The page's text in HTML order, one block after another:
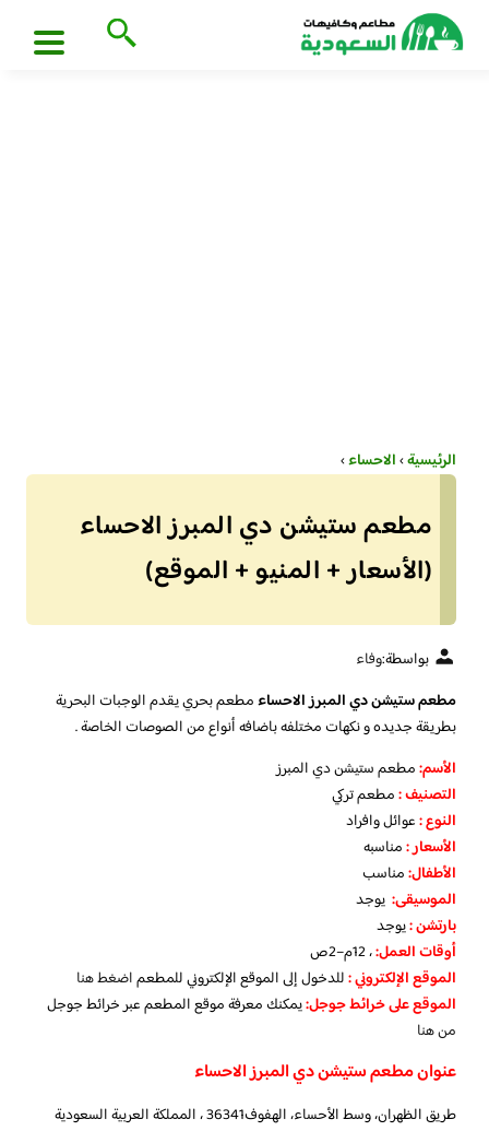
الرئيسية›الاحساء›
مطعم ستيشن دي المبرز الاحساء
(الأسعار + المنيو + الموقع)
بواسطة:وفاء
مطعم ستيشن دي المبرز الاحساءمطعم بحري يقدم الوجبات البحرية
بطريقة جديده و نكهات مختلفه باضافه أنواع من الصوصات الخاصة .
الأسم:مطعم ستيشن دي المبرز
التصنيف:مطعم تركي
النوع :عوائل وافراد
الأسعار:مناسبه
الأطفال:مناسب
الموسيقى: يوجد
بارتشن :يوجد
أوقات العمل:، 12م–2ص
الموقع الإلكتروني:للدخول إلى الموقع الإلكتروني للمطعماضغط هنا
الموقع على خرائط جوجل:يمكنك معرفة موقع المطعم عبر خرائط جوجل
من هنا
عنوان مطعم ستيشن دي المبرز الاحساء
طريق الظهران، وسط الأحساء، الهفوف‎ 36341، المملكة العربية السعودية